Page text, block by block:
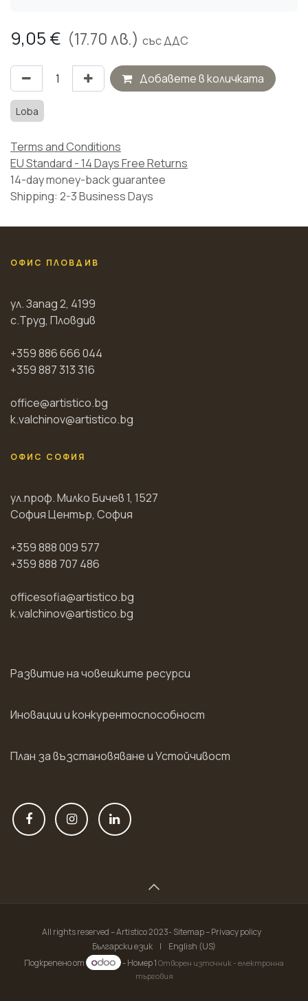
9,05 € (17.70лв.) със ДДС
Добавете в количката
Loba
Terms and Conditions
EU Standard - 14 Days Free Returns
14-day money-back guarantee
Shipping: 2-3 Business Days
ОФИС ПЛОВДИВ
ул. Запад 2, 4199
с.Труд, Пловдив
+359 886 666 044
+359 887 313 316
office@artistico.bg
k.valchinov@artistico.bg
ОФИС СОФИЯ
ул.проф. Милко Бичев 1, 1527
София Център, София
+359 888 009 577
+359 888 707 486
officesofia@artistico.bg
k.valchinov@artistico.bg
Развитие на човешките ресурси
Иновации и конкурентоспособност
План за възстановяване и Устойчивост
All rights reserved – Artistico 2023- Sitemap – Privacy policy
Български език
|
English (US)
Подкрепено от
- Номер 1 Отворен източник - електронна
търговия